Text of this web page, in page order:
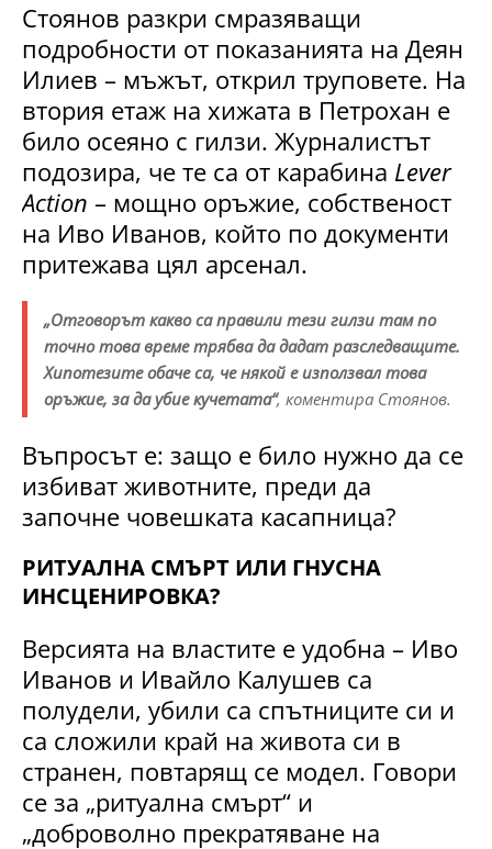
Стоянов разкри смразяващи
подробности от показанията на Деян
Илиев – мъжът, открил труповете. На
втория етаж на хижата в Петрохан е
било осеяно с гилзи. Журналистът
подозира, че те са от карабина Lever
Action – мощно оръжие, собственост
на Иво Иванов, който по документи
притежава цял арсенал.
„Отговорът какво са правили тези гилзи там по
точно това време трябва да дадат разследващите.
Хипотезите обаче са, че някой е използвал това
оръжие, за да убие кучетата“, коментира Стоянов.
Въпросът е: защо е било нужно да се
избиват животните, преди да
започне човешката касапница?
РИТУАЛНА СМЪРТ ИЛИ ГНУСНА
ИНСЦЕНИРОВКА?
Версията на властите е удобна – Иво
Иванов и Ивайло Калушев са
полудели, убили са спътниците си и
са сложили край на живота си в
странен, повтарящ се модел. Говори
се за „ритуална смърт“ и
„доброволно прекратяване на